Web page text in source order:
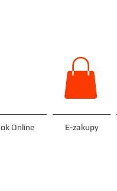
Online E-zakupy